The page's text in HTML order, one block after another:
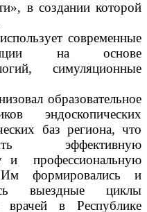
в создании которой
современные
на основе
симуляционные
образовательное
эндоскопических
баз региона, что
эффективную
и профессиональную
Им формировались и
выездные циклы
врачей в Республике